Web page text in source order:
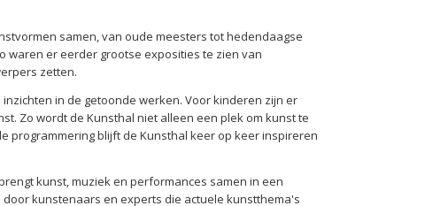
samen, van oude meesters tot hedendaagse
waren er eerder grootse exposities te zien van
zetten.
in de getoonde werken. Voor kinderen zijn er
Zo wordt de Kunsthal niet alleen een plek om kunst te
programmering blijft de Kunsthal keer op keer inspireren
kunst, muziek en performances samen in een
kunstenaars en experts die actuele kunstthema's